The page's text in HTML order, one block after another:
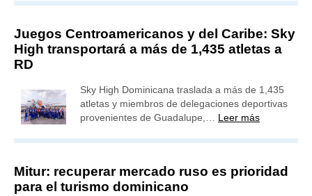
Juegos Centroamericanos y del Caribe: Sky
High transportará a más de 1,435 atletas a
RD
Sky High Dominicana traslada a más de 1,435
atletas y miembros de delegaciones deportivas
provenientes de Guadalupe,… Leer más
Mitur: recuperar mercado ruso es prioridad
para el turismo dominicano